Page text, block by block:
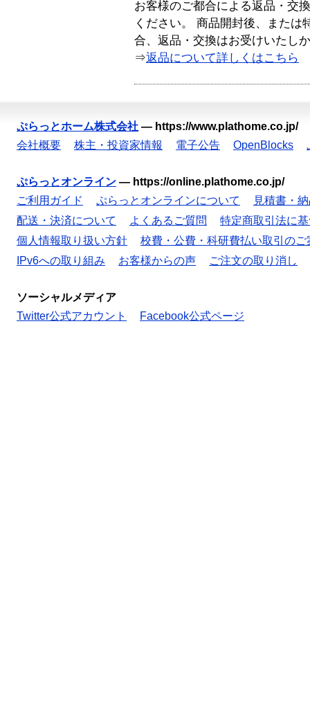
お客様のご都合による返品・交
ください。 商品開封後、または
合、返品・交換はお受けいたし
⇒返品について詳しくはこちら
ぷらっとホーム株式会社 — https://www.plathome.co.jp/
会社概要
株主・投資家情報 電子公告 OpenBlocks
ぷらっとオンライン — https://online.plathome.co.jp/
ご利用ガイド
ぷらっとオンラインについて
見積書・
配送・決済について
よくあるご質問
特定商取引法に
個人情報取り扱い方針
校費・公費・科研費払い取引のご
IPv6への取り組み
お客様からの声 ご注文の取り消し
ソーシャルメディア
Twitter公式アカウント
Facebook公式ページ